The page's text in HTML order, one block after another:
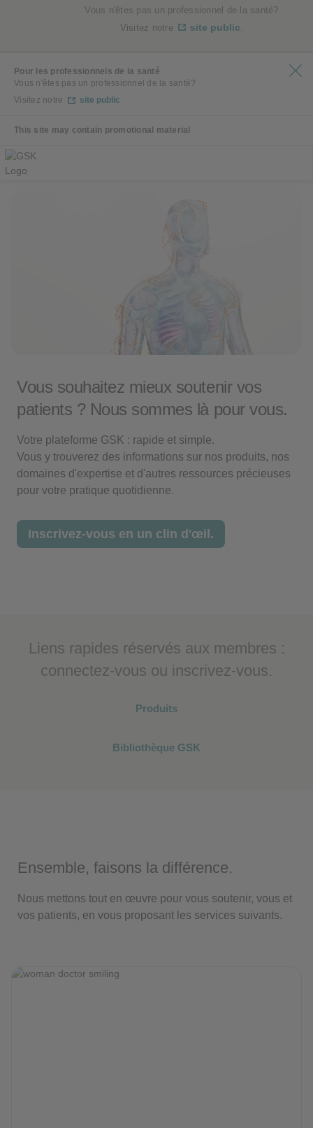
Vous n'êtes pas un professionnel de la santé?
Visitez notre
site public.
Pour les professionnels de la santé
Vous n'êtes pas un professionnel de la santé?
Visitez notre
site public
This site may contain promotional material
Vous souhaitez mieux soutenir vos
patients ? Nous sommes là pour vous.
Votre plateforme GSK : rapide et simple.
Vous y trouverez des informations sur nos produits, nos
domaines d'expertise et d'autres ressources précieuses
pour votre pratique quotidienne.
Inscrivez-vous en un clin d'œil.
Liens rapides réservés aux membres :
connectez-vous ou inscrivez-vous.
Produits
Bibliothèque GSK
Ensemble, faisons la différence.
Nous mettons tout en œuvre pour vous soutenir, vous et
vos patients, en vous proposant les services suivants.